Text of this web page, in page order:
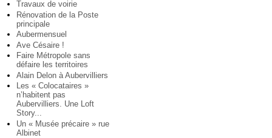
Travaux de voirie
Rénovation de la Poste
principale
Aubermensuel
Ave Césaire !
Faire Métropole sans
défaire les territoires
Alain Delon à Aubervilliers
Les « Colocataires »
n’habitent pas
Aubervilliers. Une Loft
Story...
Un « Musée précaire » rue
Albinet